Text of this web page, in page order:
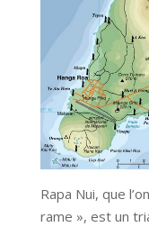
Rapa Nui, que
rame », est un